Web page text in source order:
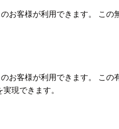
客様が利用できます。 こ
お客様が利用できます。 こ
現できます。